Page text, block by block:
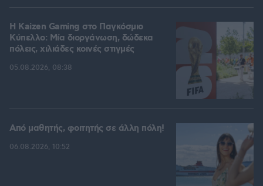
H Kaizen Gaming στο Παγκόσμιο
Kύπελλο: Μία διοργάνωση, δώδεκα
πόλεις, χιλιάδες κοινές στιγμές
05.08.2026, 08:38
Από μαθητής, φοιτητής σε άλλη πόλη!
06.08.2026, 10:52